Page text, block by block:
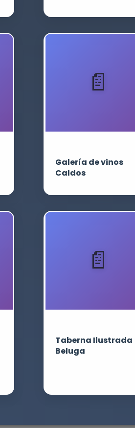
Galería de vinos
Caldos
Taberna Ilustrada
Beluga